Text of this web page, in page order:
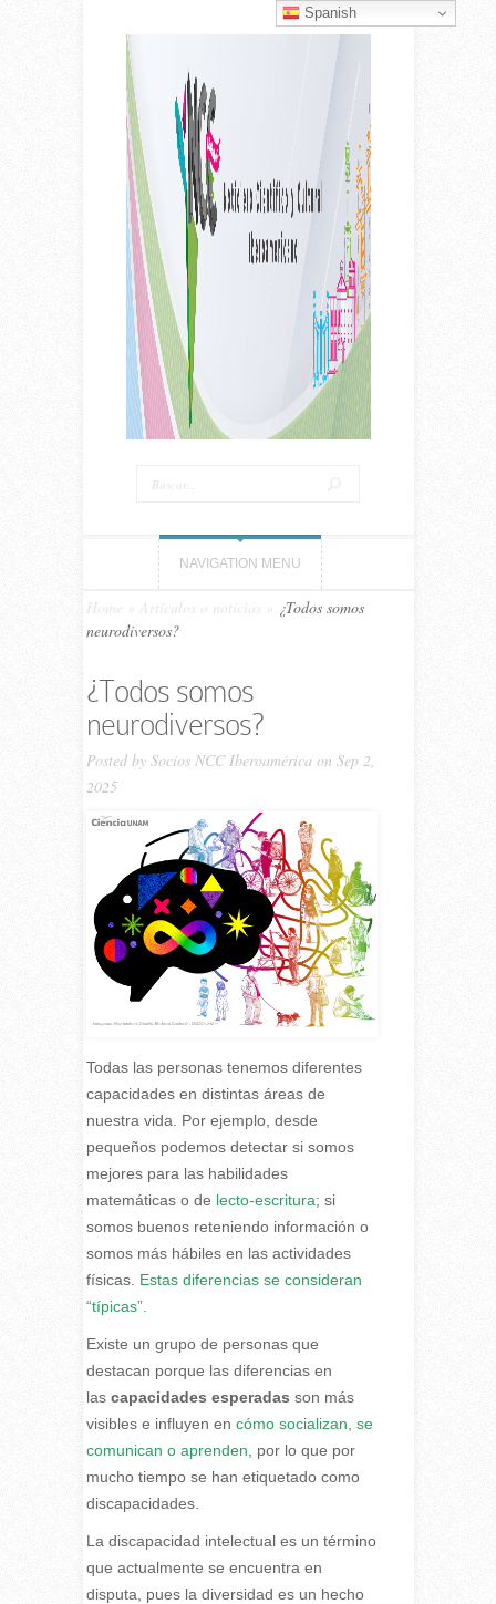
NAVIGATION MENU
Home Artículos o noticias
¿Todos somos
neurodiversos?
¿Todos somos
neurodiversos?
Posted by Socios NCC Iberoamérica on Sep 2,
2025
Todas las personas tenemos diferentes
capacidades en distintas áreas de
nuestra vida. Por ejemplo, desde
pequeños podemos detectar si somos
mejores para las habilidades
matemáticas o de lecto-escritura; si
somos buenos reteniendo información o
somos más hábiles en las actividades
físicas. Estas diferencias se consideran
“típicas”.
Existe un grupo de personas que
destacan porque las diferencias en
las capacidades esperadas son más
visibles e influyen en cómo socializan, se
comunican o aprenden , por lo que por
mucho tiempo se han etiquetado como
discapacidades.
La discapacidad intelectual es un término
que actualmente se encuentra en
disputa, pues la diversidad es un hecho
Spanish